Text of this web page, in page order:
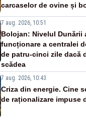
carcaselor de ovine și
7 aug. 2026, 10:51
Bolojan: Nivelul Dunării
funcționare a centralei
de patru-cinci zile dacă
scădea
7 aug. 2026, 10:43
Criza din energie. Cine
de raționalizare impuse